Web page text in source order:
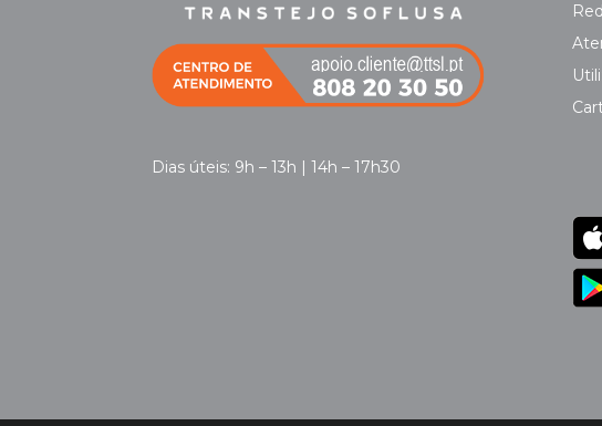
Dias úteis: 9h – 13h | 14h – 17h30